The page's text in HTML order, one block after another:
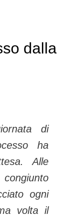
dalla
di
ha
Alle
ogni
volta il